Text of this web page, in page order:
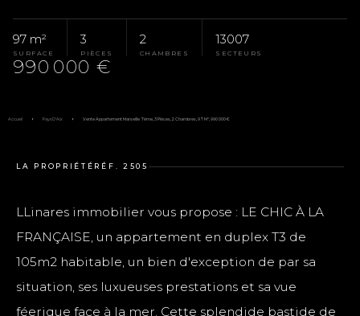
97 m²
SURFACE
3
PIÈCES
2
CHAMBRES
13007
SECTEURS
990 000 €
Accueil Pays D'Aix Vente Appartement Marseille 7ème, 3 Pièces, 2 Chambres, 97 M², 990 000 €
LA PROPRIÉTÉ RÉF. 2505
LLinares immobilier vous propose : LE CHIC À LA
FRANÇAISE, un appartement en duplex T3 de
105m2 habitable, un bien d'exception de par sa
situation, ses luxueuses prestations et sa vue
féerique face à la mer. Cette splendide bastide de